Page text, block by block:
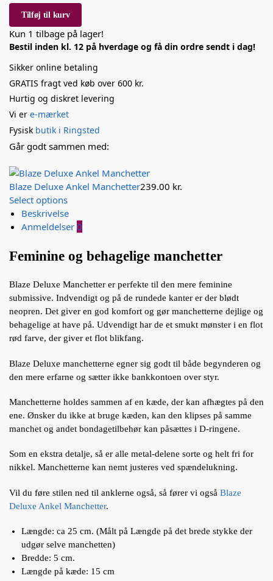
Tilføj til kurv
Kun 1 tilbage på lager!
Bestil inden kl. 12 på hverdage og få din ordre sendt i dag!
Sikker online betaling
GRATIS fragt ved køb over 600 kr.
Hurtig og diskret levering
Vi er e-mærket
Fysisk butik i Ringsted
Går godt sammen med:
Blaze Deluxe Ankel Manchetter239.00 kr.
Select options
Beskrivelse
Anmeldelser 0
Feminine og behagelige manchetter
Blaze Deluxe Manchetter er perfekte til den mere feminine
submissive. Indvendigt og på de rundede kanter er der blødt
neopren. Det giver en god komfort og gør manchetterne dejlige og
behagelige at have på. Udvendigt har de et smukt mønster i en flot
rød farve, der giver et flot blikfang.
Blaze Deluxe manchetterne egner sig godt til både begynderen og
den mere erfarne og sætter ikke bankkontoen over styr.
Manchetterne holdes sammen af en kæde, der kan afhægtes på den
ene. Ønsker du ikke at bruge kæden, kan den klipses på samme
manchet og andet bondagetilbehør kan påsættes i D-ringene.
Som en ekstra detalje, så er alle metal-delene sorte og helt fri for
nikkel. Manchetterne kan nemt justeres ved spændelukning.
Vil du føre stilen ned til anklerne også, så fører vi også Blaze
Deluxe Ankel Manchetter.
Længde: ca 25 cm. (Målt på Længde på det brede stykke der
udgør selve manchetten)
Bredde: 5 cm.
Længde på kæde: 15 cm